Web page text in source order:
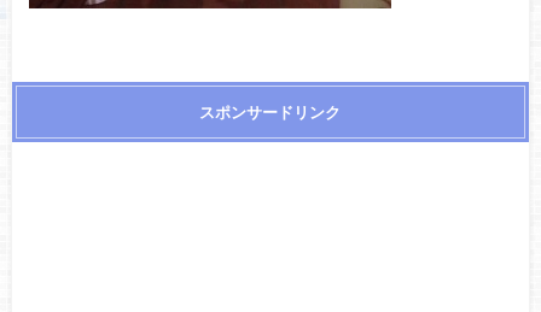
スポンサードリンク